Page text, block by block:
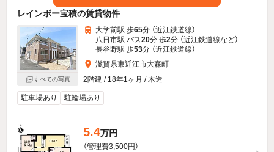
レインボー宝積の賃貸物件
すべての写真
大学前駅 歩65分 （近江鉄道線）
八日市駅 バス20分 歩2分 （近江鉄道線など）
長谷野駅 歩53分 （近江鉄道線）
滋賀県東近江市大森町
2階建 / 18年1ヶ月 / 木造
駐車場あり 駐輪場あり
5.4万円
（管理費3,500円）